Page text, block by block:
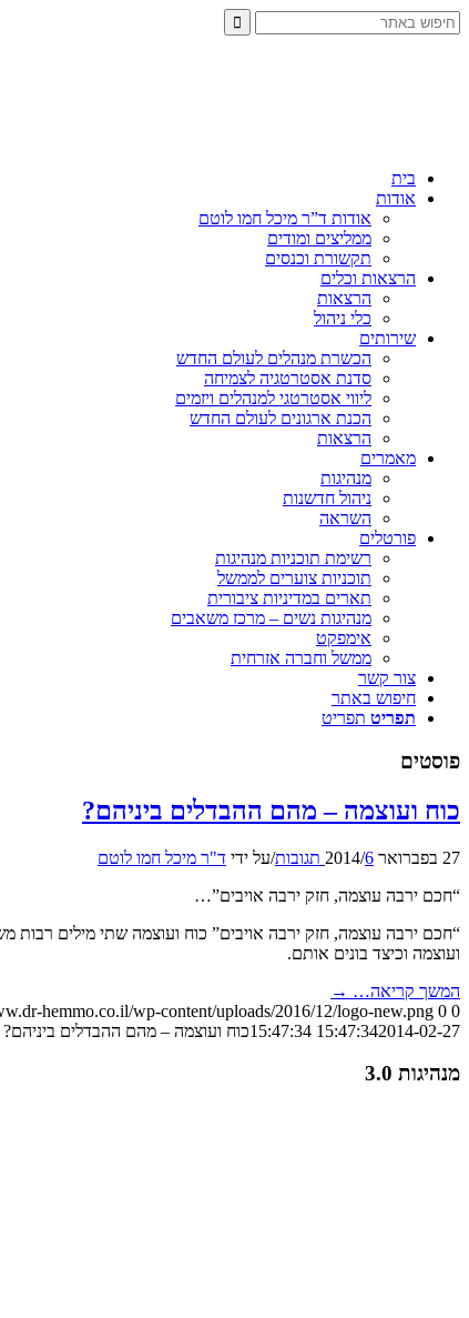
בית
אודות
אודות ד”ר מיכל חמו לוטם
ממליצים ומודים
תקשורת וכנסים
הרצאות וכלים
הרצאות
כלי ניהול
שירותים
הכשרת מנהלים לעולם החדש
סדנת אסטרטגיה לצמיחה
ליווי אסטרטגי למנהלים ויזמים
הכנת ארגונים לעולם החדש
הרצאות
מאמרים
מנהיגות
ניהול חדשנות
השראה
פורטלים
רשימת תוכניות מנהיגות
תוכניות צוערים לממשל
תארים במדיניות ציבורית
מנהיגות נשים – מרכז משאבים
אימפקט
ממשל וחברה אזרחית
צור קשר
חיפוש באתר
תפריט תפריט
פוסטים
כוח ועוצמה – מהם ההבדלים ביניהם?
27 בפברואר 2014 /6 תגובות /על ידי ד"ר מיכל חמו לוטם
“חכם ירבה עוצמה, חזק ירבה אויבים”…
“חכם ירבה עוצמה, חזק ירבה אויבים” כוח ועוצמה שתי מילים
ועוצמה וכיצד בונים אותם.
המשך קריאה… →
hemmo.co.il/wp-content/uploads/2016/12/logo-new.png 0 0
15:47:342014-02-27 15:47:34 כוח ועוצמה – מהם ההבדלים ביניהם?
מנהיגות 3.0